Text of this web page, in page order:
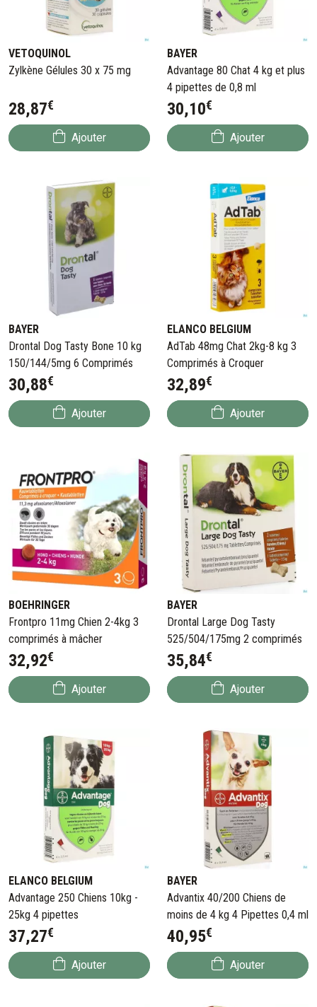
VETOQUINOL
Zylkène Gélules 30 x 75 mg
28,87€
Ajouter
BAYER
Advantage 80 Chat 4 kg et plus
4 pipettes de 0,8 ml
30,10€
Ajouter
BAYER
Drontal Dog Tasty Bone 10 kg
150/144/5mg 6 Comprimés
30,88€
Ajouter
ELANCO BELGIUM
AdTab 48mg Chat 2kg-8 kg 3
Comprimés à Croquer
32,89€
Ajouter
BOEHRINGER
Frontpro 11mg Chien 2-4kg 3
comprimés à mâcher
32,92€
Ajouter
BAYER
Drontal Large Dog Tasty
525/504/175mg 2 comprimés
35,84€
Ajouter
ELANCO BELGIUM
Advantage 250 Chiens 10kg -
25kg 4 pipettes
37,27€
Ajouter
BAYER
Advantix 40/200 Chiens de
moins de 4 kg 4 Pipettes 0,4 ml
40,95€
Ajouter